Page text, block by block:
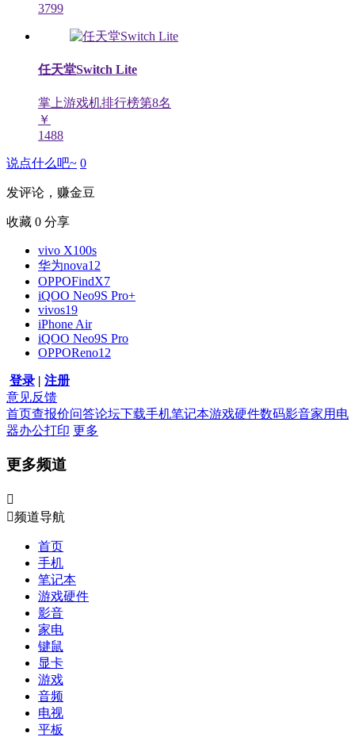
3799
任天堂Switch Lite
掌上游戏机排行榜第8名
￥
1488
说点什么吧~ 0
发评论，赚金豆
收藏 0 分享
vivo X100s
华为nova12
OPPOFindX7
iQOO Neo9S Pro+
vivos19
iPhone Air
iQOO Neo9S Pro
OPPOReno12
登录 | 注册
意见反馈
首页查报价问答论坛下载手机笔记本游戏硬件数码影音家用电
器办公打印 更多
更多频道

频道导航
首页
手机
笔记本
游戏硬件
影音
家电
键鼠
显卡
游戏
音频
电视
平板